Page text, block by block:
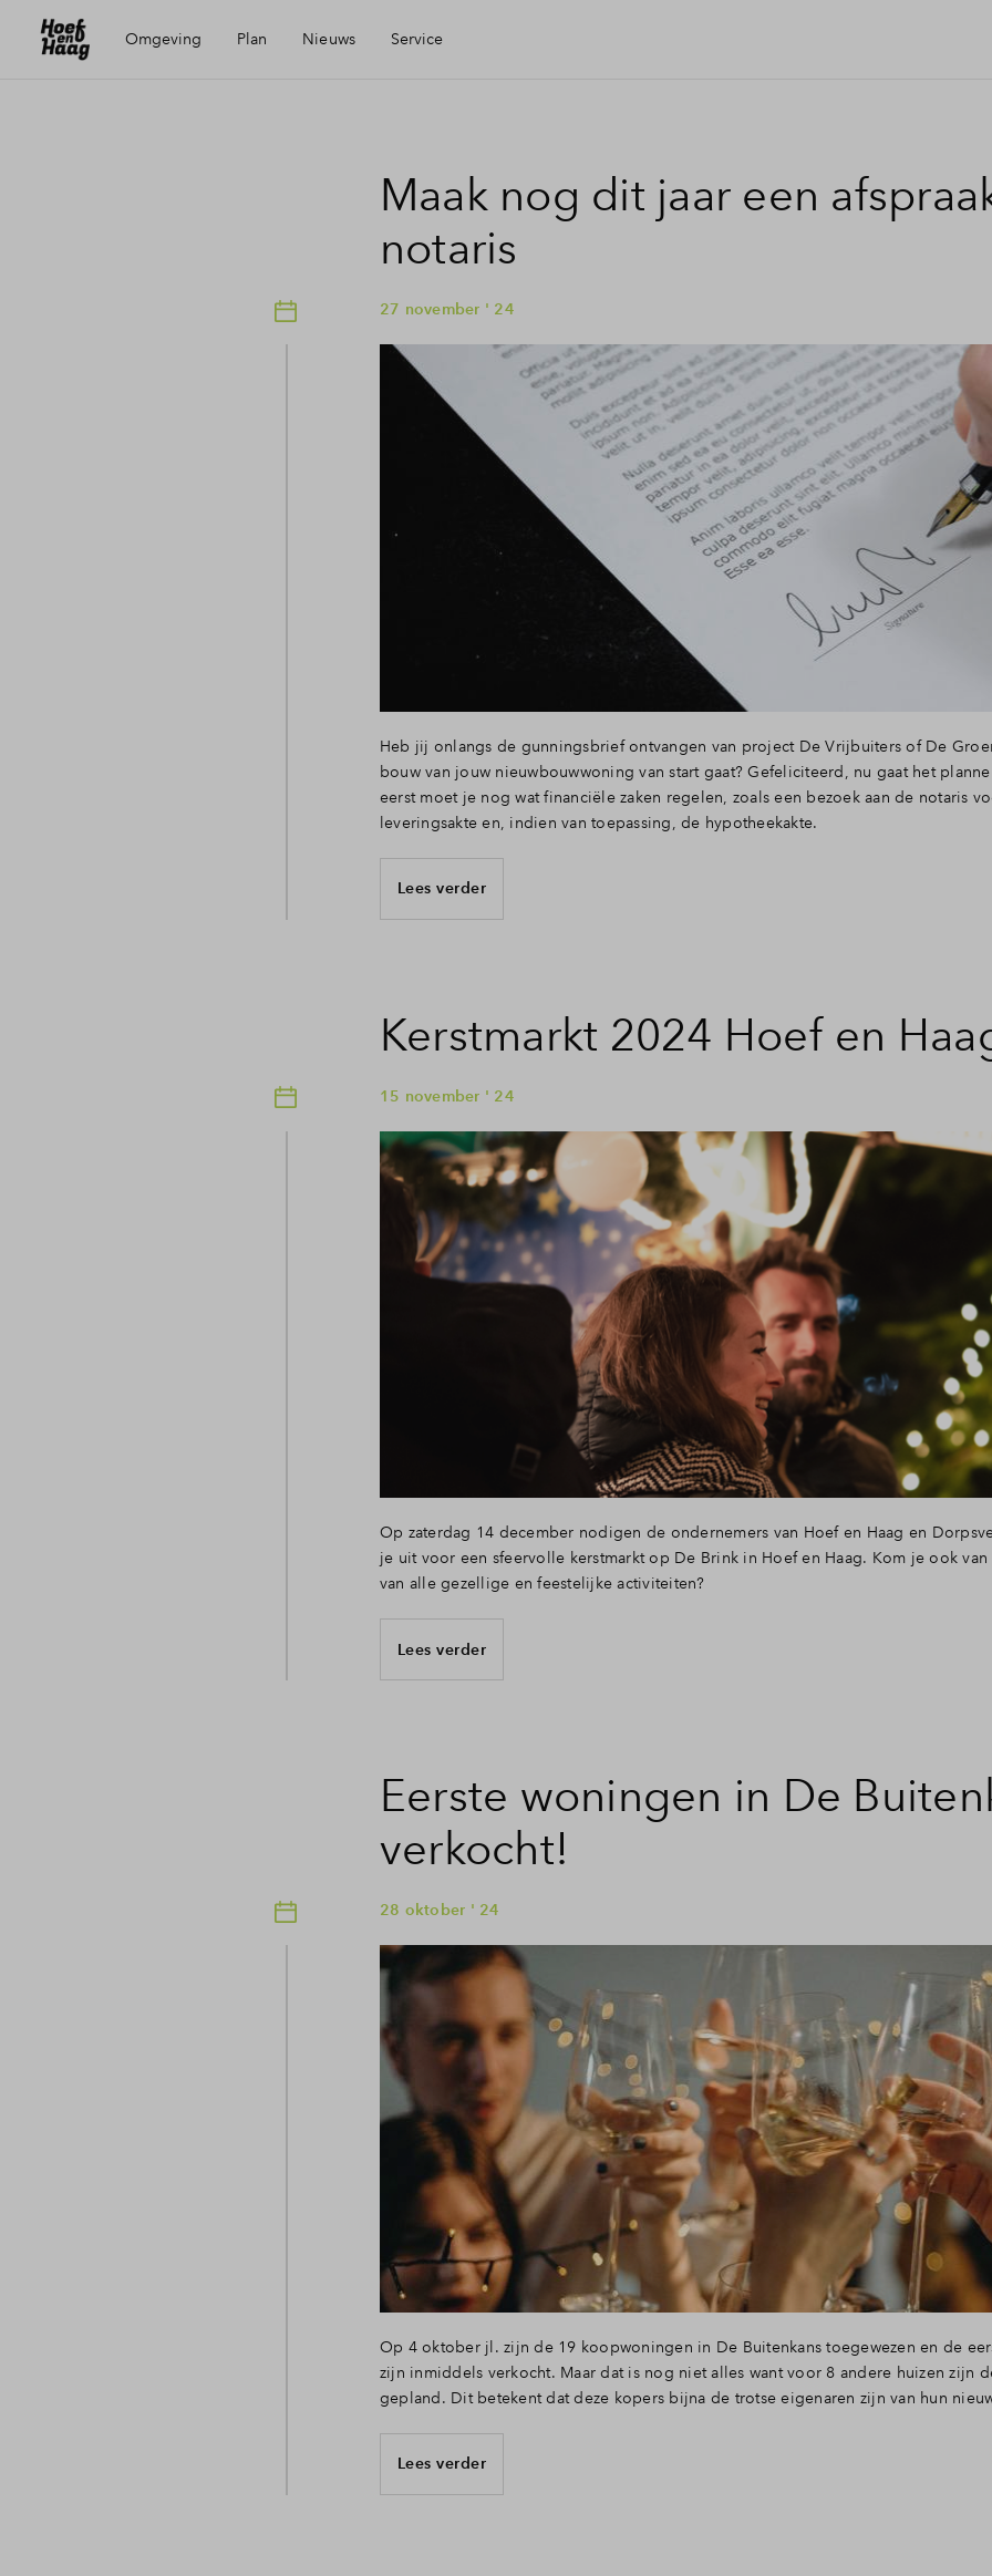
Omgeving Plan Nieuws Service
Financiele check
Toewijzing
Maak nog dit jaar een
notaris
27 november ' 24
Heb jij onlangs de gunningsbrief ontvangen van project De Vrijbuiters of De
bouw van jouw nieuwbouwwoning van start gaat? Gefeliciteerd, nu gaat het
eerst moet je nog wat financiële zaken regelen, zoals een bezoek aan de notaris
leveringsakte en, indien van toepassing, de hypotheekakte.
Lees verder
Kerstmarkt 2024 Hoef en
15 november ' 24
Op zaterdag 14 december nodigen de ondernemers van Hoef en Haag en
je uit voor een sfeervolle kerstmarkt op De Brink in Hoef en Haag. Kom je ook
van alle gezellige en feestelijke activiteiten?
Lees verder
Eerste woningen in De
verkocht!
28 oktober ' 24
Op 4 oktober jl. zijn de 19 koopwoningen in De Buitenkans toegewezen en de
zijn inmiddels verkocht. Maar dat is nog niet alles want voor 8 andere huizen zijn
gepland. Dit betekent dat deze kopers bijna de trotse eigenaren zijn van hun
Lees verder